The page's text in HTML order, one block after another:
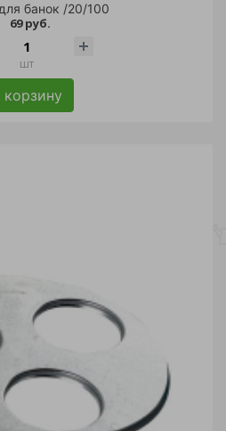
банок /20/100
69 руб.
шт
корзину